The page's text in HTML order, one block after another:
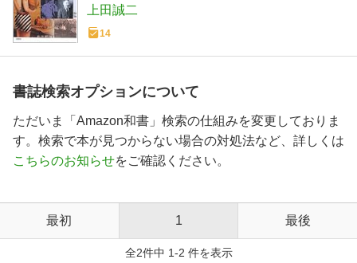
上田誠二
14
書誌検索オプションについて
ただいま「Amazon和書」検索の仕組みを変更しておりま
す。検索で本が見つからない場合の対処法など、詳しくは
こちらのお知らせをご確認ください。
最初 1 最後
全2件中 1-2 件を表示